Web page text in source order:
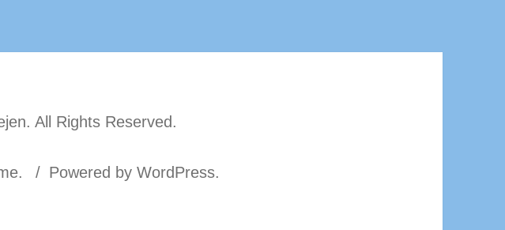
All Rights Reserved.
Powered by WordPress.